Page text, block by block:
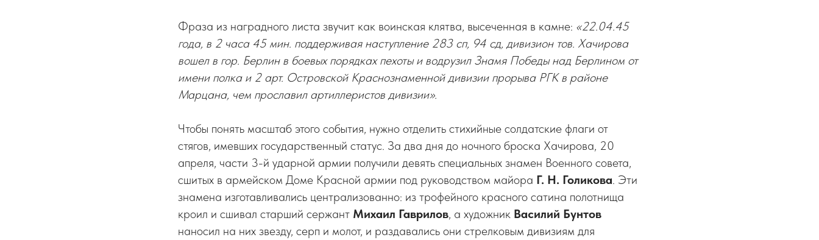
Фраза из наградного листа звучит как воинская клятва, высеченная в камне: «22.04.45
года, в 2 часа 45 мин. поддерживая наступление 283 сп, 94 сд, дивизион тов. Хачирова
вошел в гор. Берлин в боевых порядках пехоты и водрузил Знамя Победы над Берлином от
имени полка и 2 арт. Островской Краснознаменной дивизии прорыва РГК в районе
Марцана, чем прославил артиллеристов дивизии».
Чтобы понять масштаб этого события, нужно отделить стихийные солдатские флаги от
стягов, имевших государственный статус. За два дня до ночного броска Хачирова, 20
апреля, части 3-й ударной армии получили девять специальных знамен Военного совета,
сшитых в армейском Доме Красной армии под руководством майора Г. Н. Голикова. Эти
знамена изготавливались централизованно: из трофейного красного сатина полотнища
кроил и сшивал старший сержант Михаил Гаврилов, а художник Василий Бунтов
наносил на них звезду, серп и молот, и раздавались они стрелковым дивизиям для